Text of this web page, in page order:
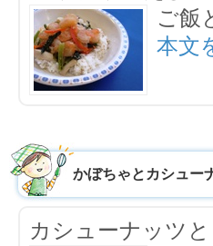
ご飯
本文
かぼちゃとカシュー
カシューナッツ